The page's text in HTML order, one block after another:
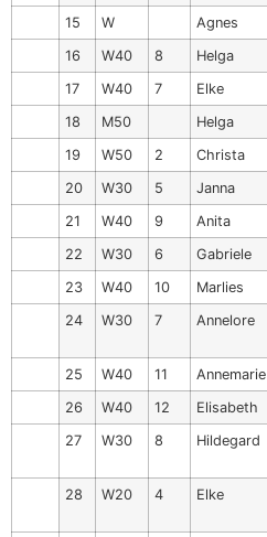
15
W Agnes
16
W40 8 Helga
17
W40 7 Elke
18
M50 Helga
19
W50 2 Christa
20
W30 5 Janna
21
W40 9 Anita
22
W30 6 Gabriele
23
W40 10 Marlies
24
W30 7 Annelore
25
W40 11 Annemarie
26
W40 12 Elisabeth
27
W30 8 Hildegard
28
W20 4 Elke